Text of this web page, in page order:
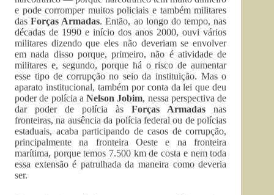
e pode corromper muitos policiais e também militares
dasForças Armadas. Então, ao longo do tempo, nas
décadas de 1990 e início dos anos 2000, ouvi vários
militares dizendo que eles não deveriam se envolver
em nada disso porque, primeiro, não é atividade de
militares e, segundo, porque há o risco de aumentar
esse tipo de corrupção no seio da instituição. Mas o
aparato institucional, também por conta da lei que deu
poder de polícia aNelson Jobim, nessa perspectiva de
dar poder de polícia àsForças Armadas nas
fronteiras, na ausência da polícia federal ou de polícias
estaduais, acaba participando de casos de corrupção,
principalmente na fronteira Oeste e na fronteira
marítima, porque temos 7.500 km de costa e nem toda
essa extensão é patrulhada da maneira como deveria
ser.